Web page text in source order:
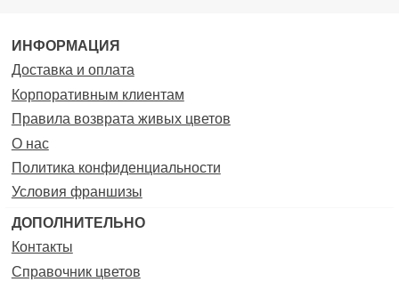
ИНФОРМАЦИЯ
Доставка и оплата
Корпоративным клиентам
Правила возврата живых цветов
О нас
Политика конфиденциальности
Условия франшизы
ДОПОЛНИТЕЛЬНО
Контакты
Справочник цветов